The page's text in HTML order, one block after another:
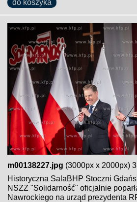
do koszyka
m00138227.jpg (3000px x 2000px)
Historyczna SalaBHP Stoczni
NSZZ "Solidarność" oficjalnie
Nawrockiego na urząd prezydenta